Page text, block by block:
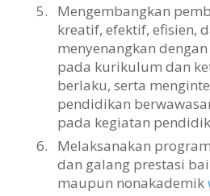
5.
Mengembangkan
kreatif, efektif, efisien,
menyenangkan
pada kurikulum dan
berlaku, serta
pendidikan
pada kegiatan
6.
Melaksanakan
dan galang prestasi
maupun nonakademik